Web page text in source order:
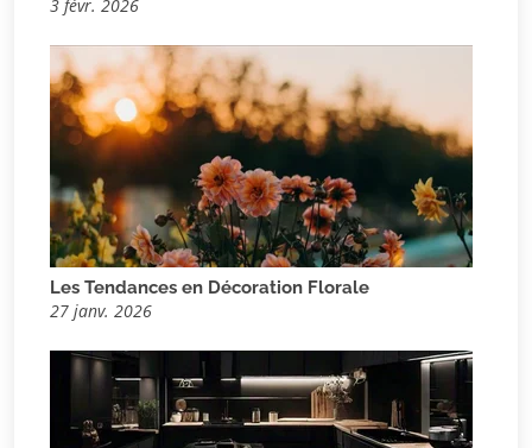
3 févr. 2026
Les Tendances en Décoration Florale
27 janv. 2026